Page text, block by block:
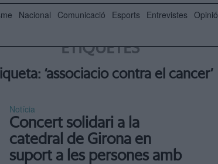
Nacional Comunicació Esports Entrevistes Opinió
ETIQUETES
‘associacio contra el cancer’
Notícia
Concert solidari a la
catedral de Girona en
suport a les persones amb